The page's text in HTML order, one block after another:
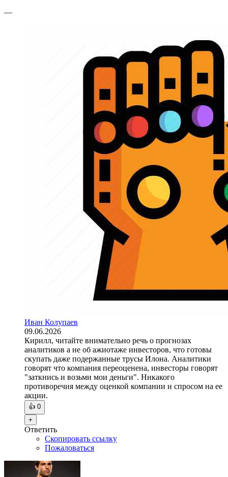
—
Иван Колупаев
09.06.2026
Кирилл, читайте внимательно речь о прогнозах
аналитиков а не об ажиотаже инвесторов, что готовы
скупать даже подержанные трусы Илона. Аналитики
говорят что компания переоценена, инвесторы говорят
"заткнись и возьми мои деньги". Никакого
противоречия между оценкой компании и спросом на ее
акции.
👍 0
+
Ответить
Скопировать ссылку
Пожаловаться